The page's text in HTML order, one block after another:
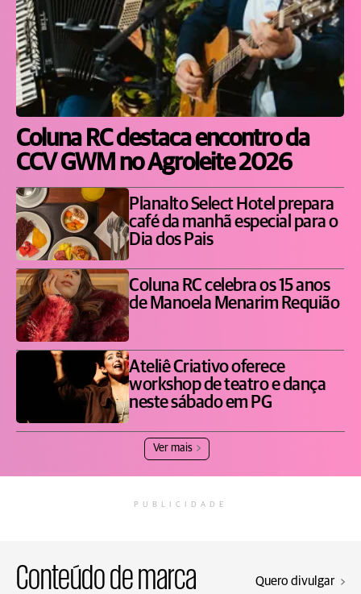
Coluna RC destaca encontro da
CCV GWM no Agroleite 2026
Planalto Select Hotel prepara
café da manhã especial para o
Dia dos Pais
Coluna RC celebra os 15 anos
de Manoela Menarim Requião
Ateliê Criativo oferece
workshop de teatro e dança
neste sábado em PG
Ver mais
PUBLICIDADE
Conteúdo de marca Quero divulgar